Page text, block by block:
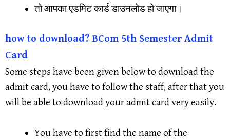
तो आपका एडमिट कार्ड डाउनलोड हो जाएगा।
how to download? BCom 5th Semester Admit
Card
Some steps have been given below to download the
admit card, you have to follow the staff, after that you
will be able to download your admit card very easily.
You have to first find the name of the